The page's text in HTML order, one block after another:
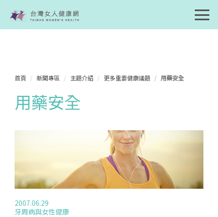
首頁 新聞專區 主題介紹 更多重要健康議題 用藥安全
用藥安全
2007.06.29
牙周病與女性健康